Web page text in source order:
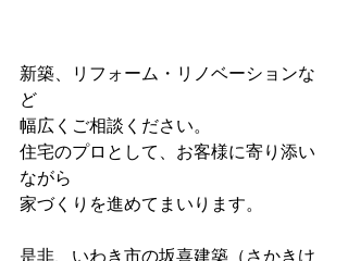
新築、リフォーム・リノベーションな
ど
幅広くご相談ください。
住宅のプロとして、お客様に寄り添い
ながら
家づくりを進めてまいります。
是非、いわき市の坂喜建築（さかきけ